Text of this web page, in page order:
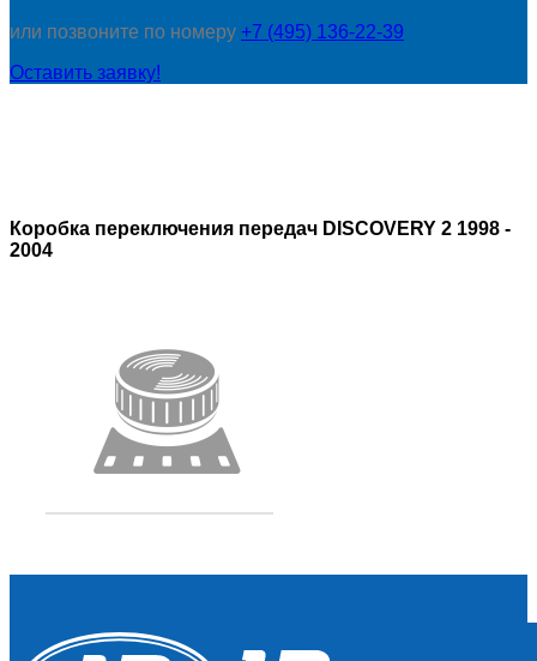
или позвоните по номеру +7 (495) 136-22-39
Оставить заявку!
Коробка переключения передач DISCOVERY 2 1998 -
2004